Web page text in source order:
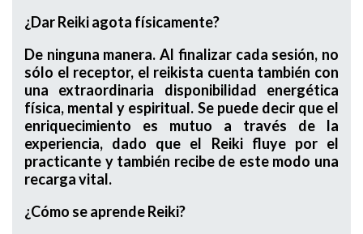
¿Dar Reiki agota físicamente?
De ninguna manera. Al finalizar cada sesión, no
sólo el receptor, el reikista cuenta también con
una extraordinaria disponibilidad energética
física, mental y espiritual. Se puede decir que el
enriquecimiento es mutuo a través de la
experiencia, dado que el Reiki fluye por el
practicante y también recibe de este modo una
recarga vital.
¿Cómo se aprende Reiki?